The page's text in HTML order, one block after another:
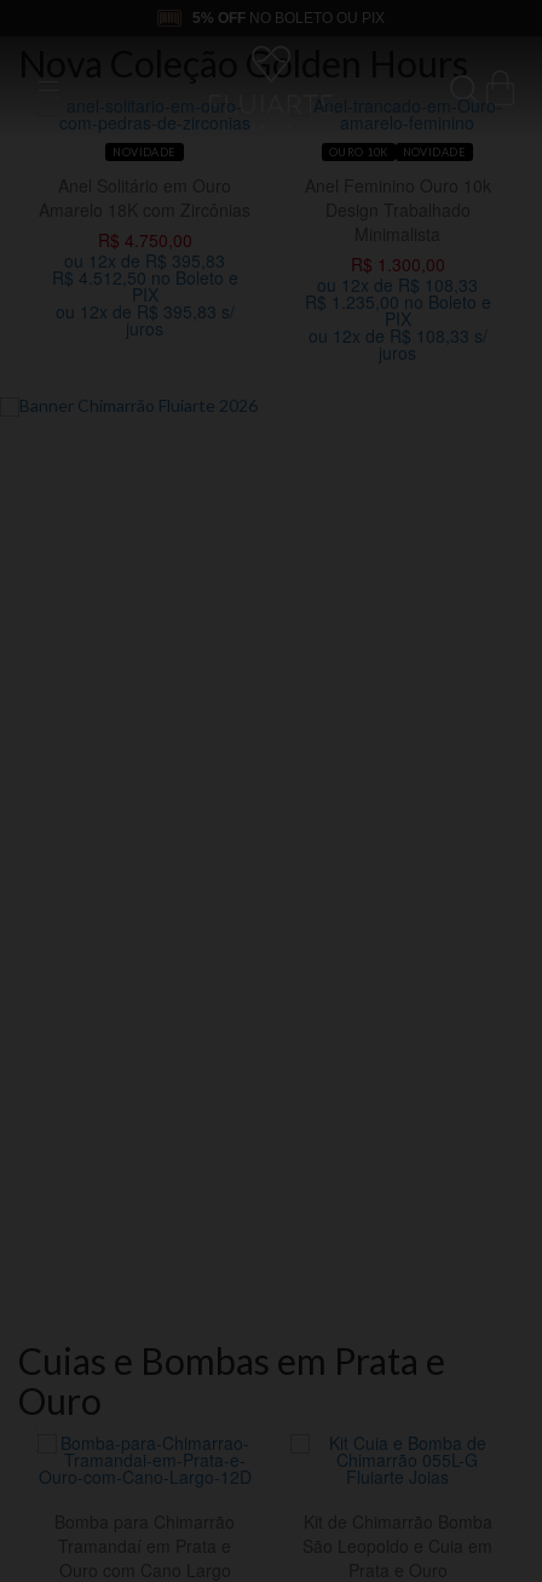
5% OFF NO BOLETO OU PIX
Nova Coleção Golden Hours
NOVIDADE
R$ 4.750,00
ou 12x de R$ 395,83
R$ 4.512,50 no Boleto e
PIX
ou 12x de R$ 395,83 s/
juros
OURO 10K NOVIDADE
R$ 1.300,00
ou 12x de R$ 108,33
R$ 1.235,00 no Boleto e
PIX
ou 12x de R$ 108,33 s/
juros
Cuias e Bombas em Prata e
Ouro